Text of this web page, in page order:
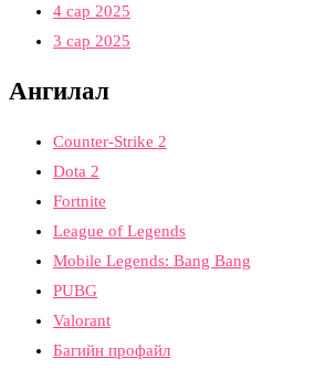
4 сар 2025
3 сар 2025
Ангилал
Counter-Strike 2
Dota 2
Fortnite
League of Legends
Mobile Legends: Bang Bang
PUBG
Valorant
Багийн профайл